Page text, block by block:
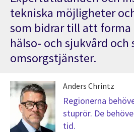
tekniska möjligheter
som bidrar till att
hälso- och sjukvård och
omsorgstjänster.
Anders Chrintz
Regionerna
stuprör. De
tid.